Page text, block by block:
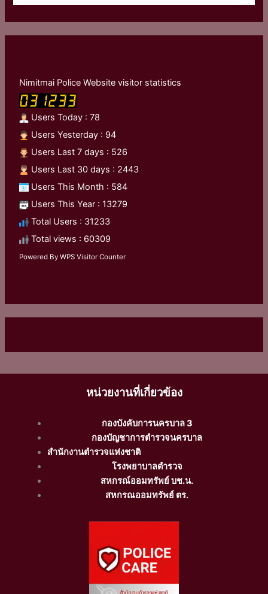
Nimitmai Police Website visitor statistics
Users Today : 78
Users Yesterday : 94
Users Last 7 days : 526
Users Last 30 days : 2443
Users This Month : 584
Users This Year : 13279
Total Users : 31233
Total views : 60309
Powered ByWPS Visitor Counter
หน่วยงานที่เกี่ยวข้อง
กองบังคับการนครบาล 3
กองบัญชาการตำรวจนครบาล
สำนักงานตำรวจแห่งชาติ
โรงพยาบาลตำรวจ
สหกรณ์ออมทรัพย์ บช.น.
สหกรณออมทรัพย์ ตร.